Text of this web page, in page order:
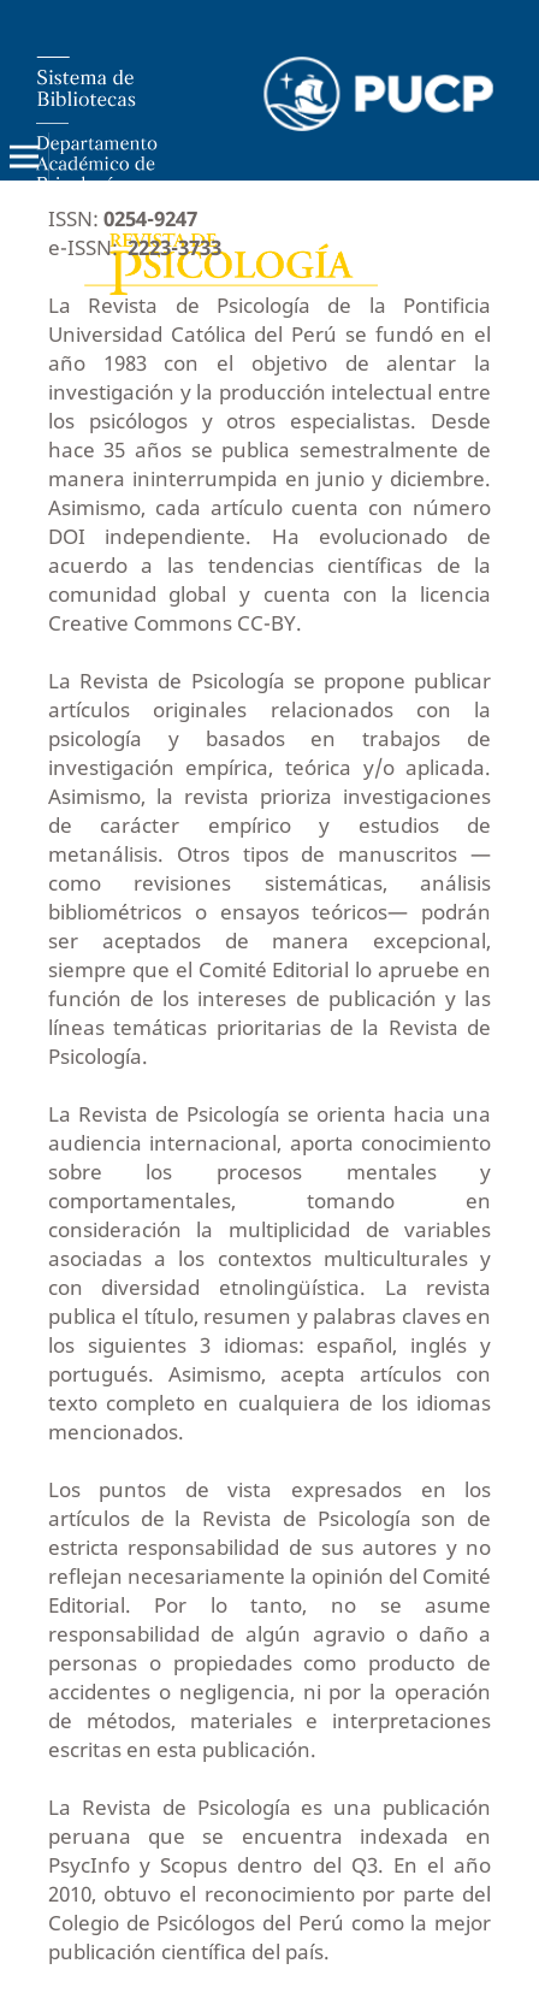
ISSN: 0254-9247
e-ISSN:2223-3733
La Revista de Psicología de la Pontificia
Universidad Católica del Perú se fundó en el
año 1983 con el objetivo de alentar la
investigación y la producción intelectual entre
los psicólogos y otros especialistas. Desde
hace 35 años se publica semestralmente de
manera ininterrumpida en junio y diciembre.
Asimismo, cada artículo cuenta con número
DOI independiente. Ha evolucionado de
acuerdo a las tendencias científicas de la
comunidad global y cuenta con la licencia
Creative Commons CC-BY.
La Revista de Psicología se propone publicar
artículos originales relacionados con la
psicología y basados en trabajos de
investigación empírica, teórica y/o aplicada.
Asimismo, la revista prioriza investigaciones
de carácter empírico y estudios de
metanálisis. Otros tipos de manuscritos —
como revisiones sistemáticas, análisis
bibliométricos o ensayos teóricos— podrán
ser aceptados de manera excepcional,
siempre que el Comité Editorial lo apruebe en
función de los intereses de publicación y las
líneas temáticas prioritarias de la Revista de
Psicología.
La Revista de Psicología se orienta hacia una
audiencia internacional, aporta conocimiento
sobre los procesos mentales y
comportamentales, tomando en
consideración la multiplicidad de variables
asociadas a los contextos multiculturales y
con diversidad etnolingüística. La revista
publica el título, resumen y palabras claves en
los siguientes 3 idiomas: español, inglés y
portugués. Asimismo, acepta artículos con
texto completo en cualquiera de los idiomas
mencionados.
Los puntos de vista expresados en los
artículos de la Revista de Psicología son de
estricta responsabilidad de sus autores y no
reflejan necesariamente la opinión del Comité
Editorial. Por lo tanto, no se asume
responsabilidad de algún agravio o daño a
personas o propiedades como producto de
accidentes o negligencia, ni por la operación
de métodos, materiales e interpretaciones
escritas en esta publicación.
La Revista de Psicología es una publicación
peruana que se encuentra indexada en
PsycInfo y Scopus dentro del Q3. En el año
2010, obtuvo el reconocimiento por parte del
Colegio de Psicólogos del Perú como la mejor
publicación científica del país.